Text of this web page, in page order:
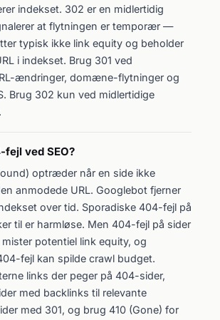
indekset. 302 er en midlertidig
at flytningen er temporær —
typisk ikke link equity og beholder
i indekset. Brug 301 ved
ændringer, domæne-flytninger og
Brug 302 kun ved midlertidige
fejl ved SEO?
optræder når en side ikke
anmodede URL. Googlebot fjerner
over tid. Sporadiske 404-fejl på
til er harmløse. Men 404-fejl på sider
potentiel link equity, og
fejl kan spilde crawl budget.
links der peger på 404-sider,
med backlinks til relevante
med 301, og brug 410 (Gone) for